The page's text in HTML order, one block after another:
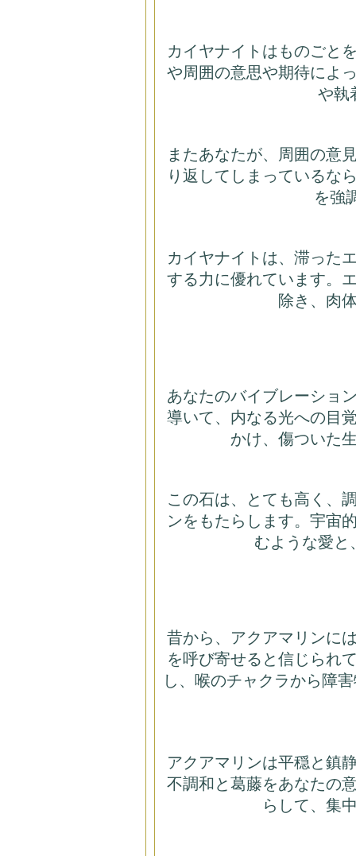
カイヤナイトはものごと
や周囲の意思や期待によ
や執
またあなたが、周囲の意
り返してしまっているな
を強
カイヤナイトは、滞った
する力に優れています。
除き、肉
あなたのバイブレーショ
導いて、内なる光への目
かけ、傷ついた
この石は、とても高く、
ンをもたらします。宇宙
むような愛と
昔から、アクアマリンに
を呼び寄せると信じられ
し、喉のチャクラから障
アクアマリンは平穏と鎮
不調和と葛藤をあなたの
らして、集